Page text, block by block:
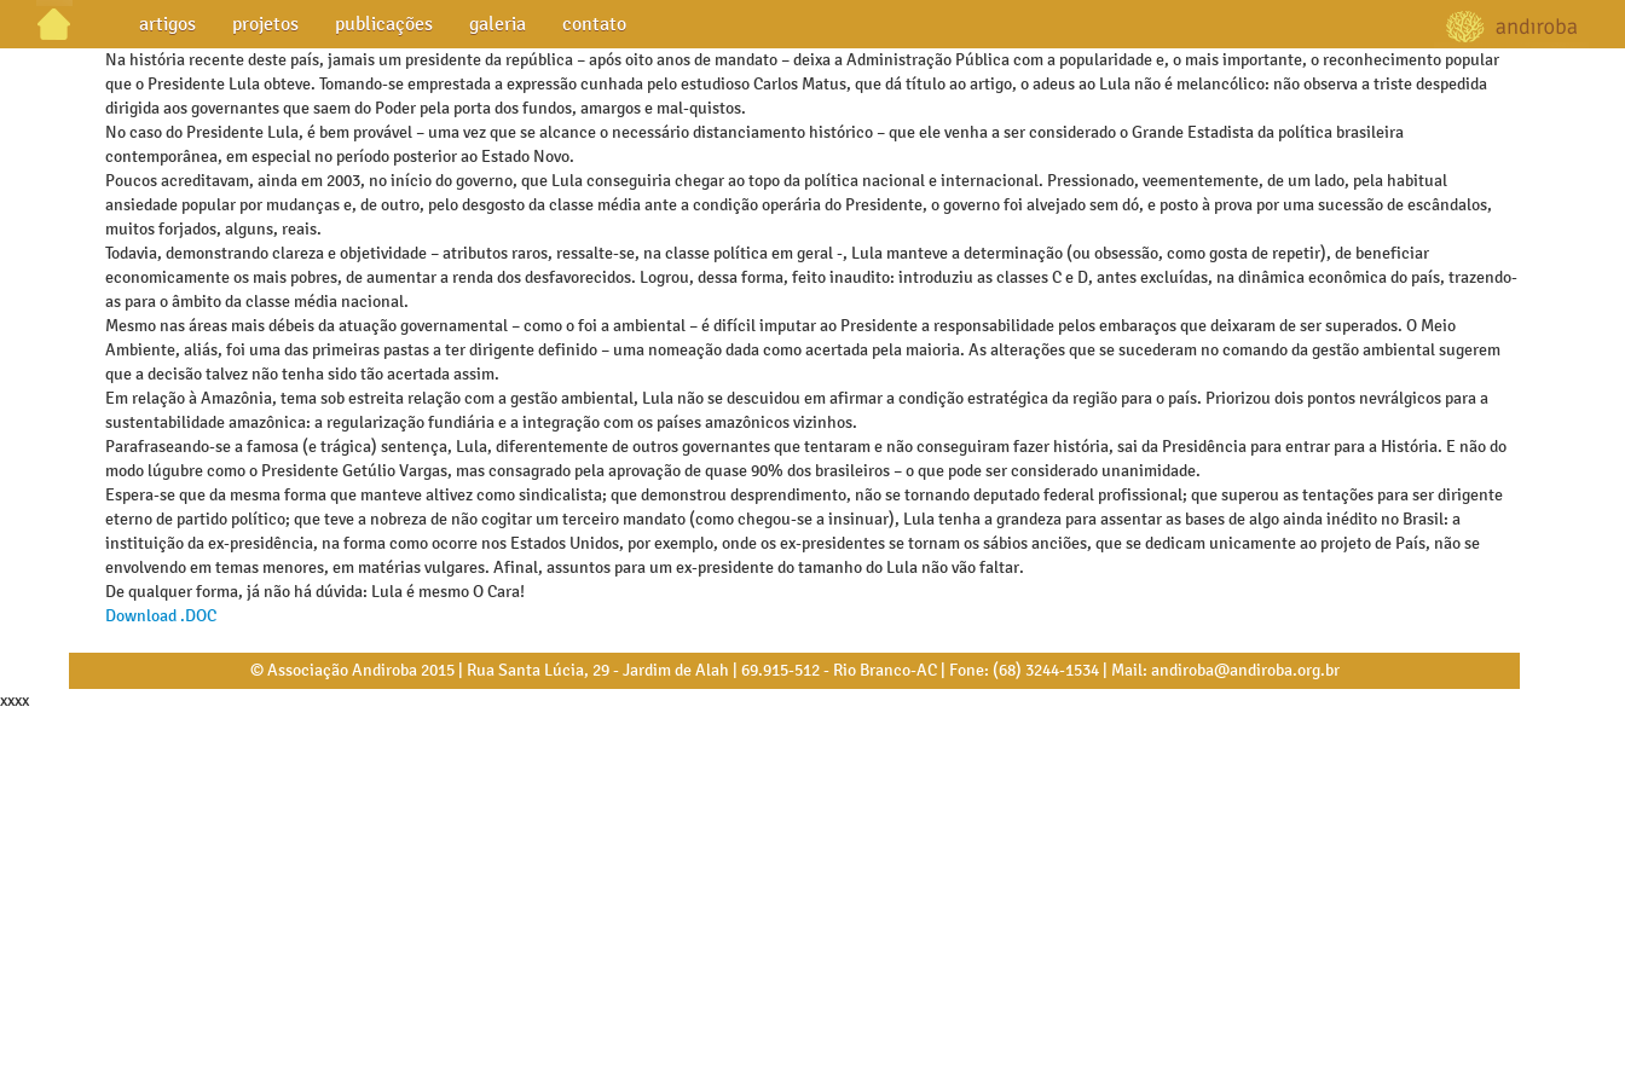
artigos projetos publicações galeria contato
Na história recente deste país, jamais um presidente da república – após oito anos de mandato – deixa a Administração Pública com a popularidade e, o mais importante, o reconhecimento popular
que o Presidente Lula obteve. Tomando-se emprestada a expressão cunhada pelo estudioso Carlos Matus, que dá título ao artigo, o adeus ao Lula não é melancólico: não observa a triste despedida
dirigida aos governantes que saem do Poder pela porta dos fundos, amargos e mal-quistos.
No caso do Presidente Lula, é bem provável – uma vez que se alcance o necessário distanciamento histórico – que ele venha a ser considerado o Grande Estadista da política brasileira
contemporânea, em especial no período posterior ao Estado Novo.
Poucos acreditavam, ainda em 2003, no início do governo, que Lula conseguiria chegar ao topo da política nacional e internacional. Pressionado, veementemente, de um lado, pela habitual
ansiedade popular por mudanças e, de outro, pelo desgosto da classe média ante a condição operária do Presidente, o governo foi alvejado sem dó, e posto à prova por uma sucessão de escândalos,
muitos forjados, alguns, reais.
Todavia, demonstrando clareza e objetividade – atributos raros, ressalte-se, na classe política em geral -, Lula manteve a determinação (ou obsessão, como gosta de repetir), de beneficiar
economicamente os mais pobres, de aumentar a renda dos desfavorecidos. Logrou, dessa forma, feito inaudito: introduziu as classes C e D, antes excluídas, na dinâmica econômica do país, trazendo-
as para o âmbito da classe média nacional.
Mesmo nas áreas mais débeis da atuação governamental – como o foi a ambiental – é difícil imputar ao Presidente a responsabilidade pelos embaraços que deixaram de ser superados. O Meio
Ambiente, aliás, foi uma das primeiras pastas a ter dirigente definido – uma nomeação dada como acertada pela maioria. As alterações que se sucederam no comando da gestão ambiental sugerem
que a decisão talvez não tenha sido tão acertada assim.
Em relação à Amazônia, tema sob estreita relação com a gestão ambiental, Lula não se descuidou em afirmar a condição estratégica da região para o país. Priorizou dois pontos nevrálgicos para a
sustentabilidade amazônica: a regularização fundiária e a integração com os países amazônicos vizinhos.
Parafraseando-se a famosa (e trágica) sentença, Lula, diferentemente de outros governantes que tentaram e não conseguiram fazer história, sai da Presidência para entrar para a História. E não do
modo lúgubre como o Presidente Getúlio Vargas, mas consagrado pela aprovação de quase 90% dos brasileiros – o que pode ser considerado unanimidade.
Espera-se que da mesma forma que manteve altivez como sindicalista; que demonstrou desprendimento, não se tornando deputado federal profissional; que superou as tentações para ser dirigente
eterno de partido político; que teve a nobreza de não cogitar um terceiro mandato (como chegou-se a insinuar), Lula tenha a grandeza para assentar as bases de algo ainda inédito no Brasil: a
instituição da ex-presidência, na forma como ocorre nos Estados Unidos, por exemplo, onde os ex-presidentes se tornam os sábios anciões, que se dedicam unicamente ao projeto de País, não se
envolvendo em temas menores, em matérias vulgares. Afinal, assuntos para um ex-presidente do tamanho do Lula não vão faltar.
De qualquer forma, já não há dúvida: Lula é mesmo O Cara!
Download .DOC
© Associação Andiroba 2015 | Rua Santa Lúcia, 29 - Jardim de Alah | 69.915-512 - Rio Branco-AC | Fone: (68) 3244-1534 | Mail: andiroba@andiroba.org.br
xxxx